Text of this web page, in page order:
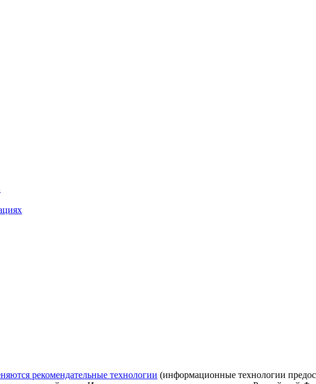
рекомендательные технологии (информационные технологии